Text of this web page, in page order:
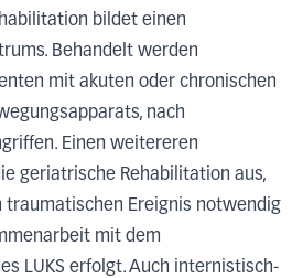
bildet einen
Behandelt werden
mit akuten oder chronischen
nach
Einen weitereren
geriatrische Rehabilitation aus,
traumatischen Ereignis notwendig
mit dem
LUKS erfolgt. Auch internistisch-